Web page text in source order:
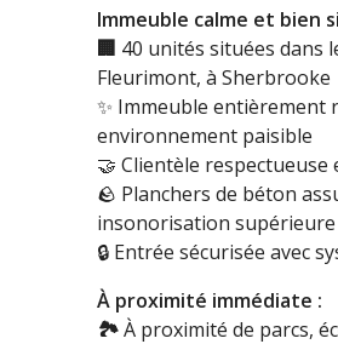
Immeuble calme et bien
🏢 40 unités situées dans
Fleurimont, à Sherbrooke
✨ Immeuble entièrement
environnement paisible
🤝 Clientèle respectueuse
🪨 Planchers de béton
insonorisation supérieure
🔒 Entrée sécurisée avec
À proximité immédiate :
🏞À proximité de parcs,